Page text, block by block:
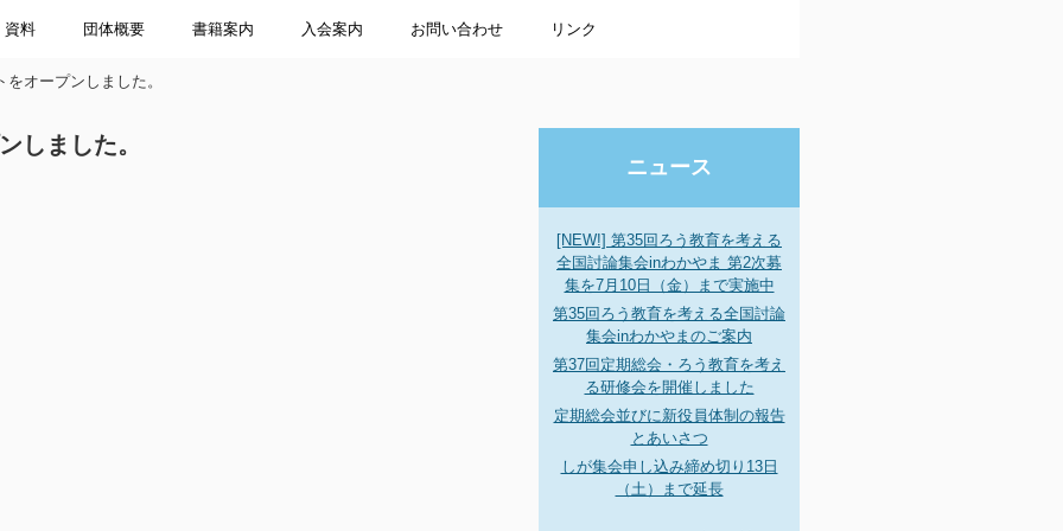
資料 団体概要 書籍案内 入会案内 お問い合わせ リンク
をオープンしました。
しました。
ニュース
[NEW!] 第35回ろう教育を考える
全国討論集会inわかやま 第2次募
集を7月10日（金）まで実施中
第35回ろう教育を考える全国討論
集会inわかやまのご案内
第37回定期総会・ろう教育を考え
る研修会を開催しました
定期総会並びに新役員体制の報告
とあいさつ
しが集会申し込み締め切り13日
（土）まで延長